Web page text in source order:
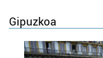
Gipuzkoa